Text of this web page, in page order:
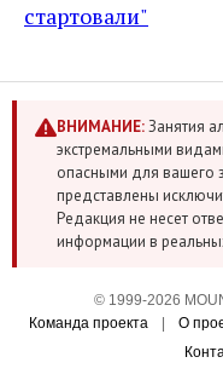
стартовали"
ВНИМАНИЕ:Занятия
экстремальными
опасными для вашего
представлены
Редакция не несет
информации в
© 1999-2026
Команда проекта
О